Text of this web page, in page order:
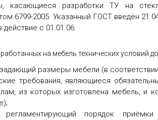
касающиеся разработки ТУ на
6799-2005. Указанный ГОСТ введён
действие с 01.01.06.
на мебель технических
размеры мебели (в
требования, являющиеся
из которых изготовлена мебель,
регламентирующий порядок